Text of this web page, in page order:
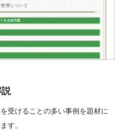
受けることの多い事例を題材に
す。